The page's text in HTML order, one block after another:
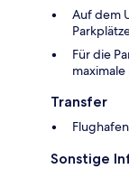
Auf dem
Für die
Transfer
Sonstige